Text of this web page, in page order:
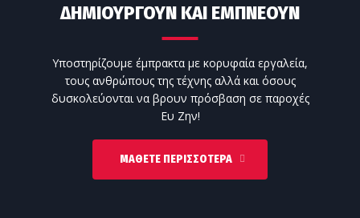
ΔΗΜΙΟΥΡΓΟΎΝ ΚΑΙ ΕΜΠΝΈΟΥΝ
Υποστηρίζουμε έμπρακτα με κορυφαία εργαλεία,
τους ανθρώπους της τέχνης αλλά και όσους
δυσκολεύονται να βρουν πρόσβαση σε παροχές
Ευ Ζην!
ΜΆΘΕΤΕ ΠΕΡΙΣΣΌΤΕΡΑ